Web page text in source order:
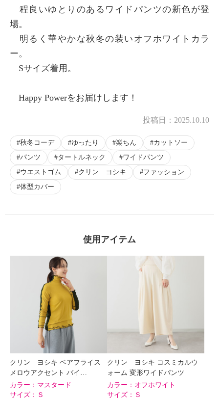
程良いゆとりのあるワイドパンツの新色が登
場。
明るく華やかな秋冬の装いオフホワイトカラ
ー。
Sサイズ着用。
Happy Powerをお届けします！
投稿日： 2025.10.10
秋冬コーデ ゆったり 楽ちん
カットソー
パンツ
タートルネック
ワイドパンツ
ウエストゴム
クリン ヨシキ
ファッション
体型カバー
使用アイテム
クリン ヨシキ ベアフライス
メロウアクセント バイ…
カラー： マスタード
サイズ： Ｓ
クリン ヨシキ コスミカルウ
ォーム 変形ワイドパンツ
カラー： オフホワイト
サイズ： Ｓ